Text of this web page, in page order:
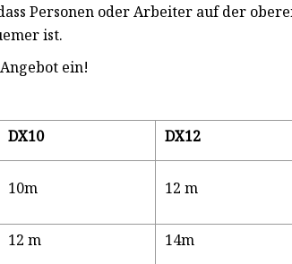
Personen oder Arbeiter auf der
ist.
ein!
DX10 DX12
10m 12 m
12 m 14m